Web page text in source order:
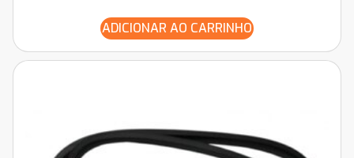
ADICIONAR AO CARRINHO